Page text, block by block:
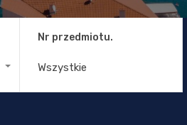
Nr przedmiotu.